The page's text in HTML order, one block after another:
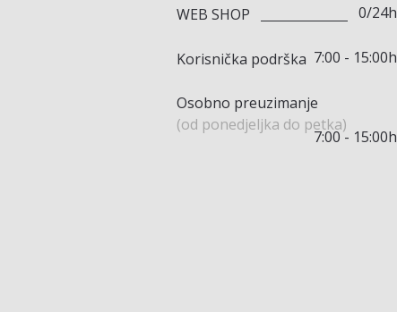
WEB SHOP 0/24h
Korisnička podrška 7:00 - 15:00h
Osobno preuzimanje
(od ponedjeljka do petka)
7:00 - 15:00h